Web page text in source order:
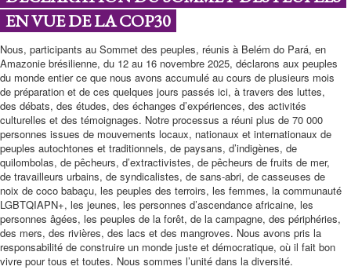
EN VUE DE LA COP30
Nous, participants au Sommet des peuples, réunis à Belém do Pará, en
Amazonie brésilienne, du 12 au 16 novembre 2025, déclarons aux peuples
du monde entier ce que nous avons accumulé au cours de plusieurs mois
de préparation et de ces quelques jours passés ici, à travers des luttes,
des débats, des études, des échanges d’expériences, des activités
culturelles et des témoignages. Notre processus a réuni plus de 70 000
personnes issues de mouvements locaux, nationaux et internationaux de
peuples autochtones et traditionnels, de paysans, d’indigènes, de
quilombolas, de pêcheurs, d’extractivistes, de pêcheurs de fruits de mer,
de travailleurs urbains, de syndicalistes, de sans-abri, de casseuses de
noix de coco babaçu, les peuples des terroirs, les femmes, la communauté
LGBTQIAPN+, les jeunes, les personnes d’ascendance africaine, les
personnes âgées, les peuples de la forêt, de la campagne, des périphéries,
des mers, des rivières, des lacs et des mangroves. Nous avons pris la
responsabilité de construire un monde juste et démocratique, où il fait bon
vivre pour tous et toutes. Nous sommes l’unité dans la diversité.